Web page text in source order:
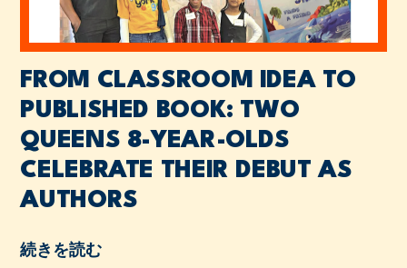
FROM CLASSROOM IDEA TO
PUBLISHED BOOK: TWO
QUEENS 8-YEAR-OLDS
CELEBRATE THEIR DEBUT AS
AUTHORS
続きを読む